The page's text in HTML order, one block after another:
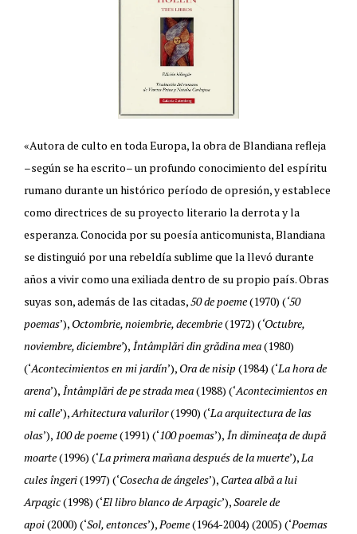
«Autora de culto en toda Europa, la obra de Blandiana refleja
–según se ha escrito– un profundo conocimiento del espíritu
rumano durante un histórico período de opresión, y establece
como directrices de su proyecto literario la derrota y la
esperanza. Conocida por su poesía anticomunista, Blandiana
se distinguió por una rebeldía sublime que la llevó durante
años a vivir como una exiliada dentro de su propio país. Obras
suyas son, además de las citadas,50 de poeme(1970) (‘50
poemas’), Octombrie, noiembrie, decembrie(1972) (‘Octubre,
noviembre, diciembre’), Întâmplări din grădina mea(1980)
(‘Acontecimientos en mi jardín’), Ora de nisip (1984) (‘La hora de
arena’), Întâmplări de pe strada mea(1988) (‘Acontecimientos en
mi calle’),Arhitectura valurilor(1990) (‘La arquitectura de las
olas’), 100 de poeme(1991) (‘ 100 poemas’), În dimineața de după
moarte(1996) (‘La primera mañana después de la muerte’), La
cules îngeri(1997) (‘Cosecha de ángeles’), Cartea albă a lui
Arpagic(1998) (‘El libro blanco de Arpagic’),Soarele de
apoi(2000) (‘Sol, entonces’), Poeme(1964-2004) (2005) (‘Poemas